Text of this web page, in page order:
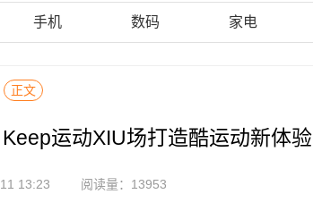
手机 数码 家电
正文
运动XIU场打造酷运动新体验
13:23 阅读量：13953